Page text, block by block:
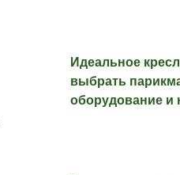
Идеальное
выбрать
оборудование и